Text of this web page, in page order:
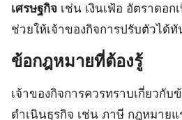
เศรษฐกิจ เช่น เงินเฟ้อ อัตราดอก
ช่วยให้เจ้าของกิจการปรับตัวได้ทั
ข้อกฎหมายที่ต้องรู้
เจ้าของกิจการควรทราบเกี่ยวกั
ดำเนินธุรกิจ เช่น ภาษี กฎหมาย